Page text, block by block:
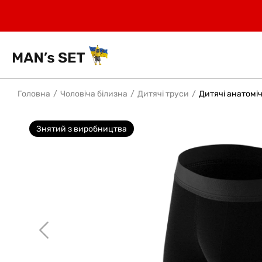
Головна Чоловіча білизна Дитячі труси Дитячі
Знятий з виробництва